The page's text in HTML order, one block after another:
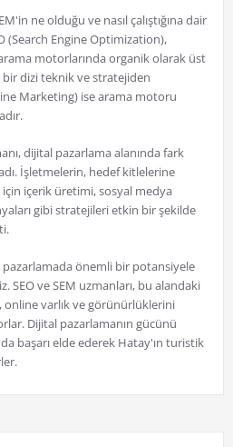
ne olduğu ve nasıl çalıştığına dair
(Search Engine Optimization),
motorlarında organik olarak üst
bir dizi teknik ve stratejiden
Marketing) ise arama motoru
dijital pazarlama alanında fark
İşletmelerin, hedef kitlelerine
içerik üretimi, sosyal medya
gibi stratejileri etkin bir şekilde
önemli bir potansiyele
SEO ve SEM uzmanları, bu alandaki
online varlık ve görünürlüklerini
Dijital pazarlamanın gücünü
başarı elde ederek Hatay'ın turistik